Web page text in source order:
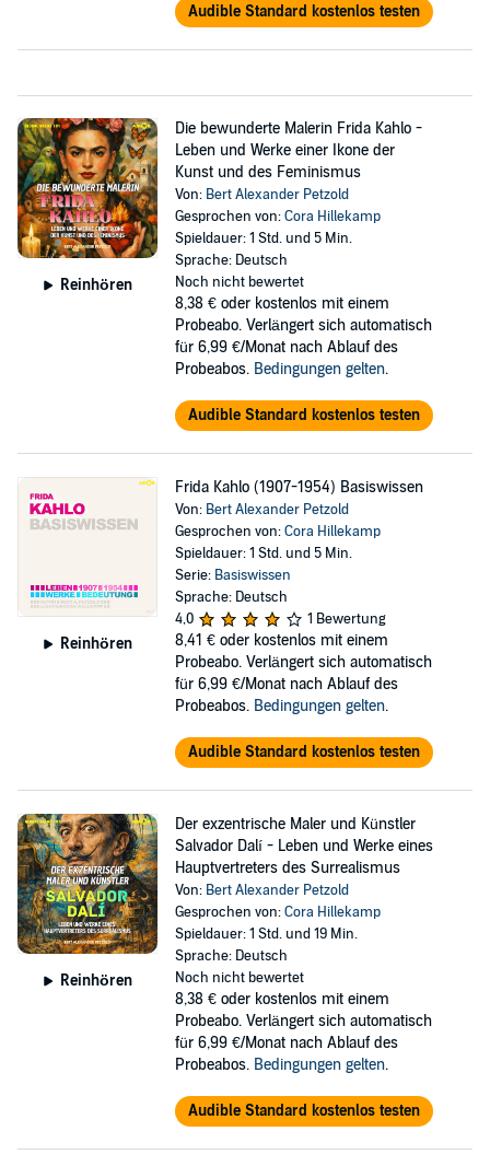
Audible Standard kostenlos testen
Reinhören
Die bewunderte Malerin Frida Kahlo -
Leben und Werke einer Ikone der
Kunst und des Feminismus
Von: Bert Alexander Petzold
Gesprochen von:Cora Hillekamp
Spieldauer: 1 Std. und 5 Min.
Sprache: Deutsch
Noch nicht bewertet
8,38 € oder kostenlos mit einem
Probeabo. Verlängert sich automatisch
für 6,99 €/Monat nach Ablauf des
Probeabos. Bedingungen gelten.
Audible Standard kostenlos testen
Reinhören
Frida Kahlo (1907-1954) Basiswissen
Von: Bert Alexander Petzold
Gesprochen von:Cora Hillekamp
Spieldauer: 1 Std. und 5 Min.
Serie: Basiswissen
Sprache: Deutsch
4,0
1 Bewertung
8,41 € oder kostenlos mit einem
Probeabo. Verlängert sich automatisch
für 6,99 €/Monat nach Ablauf des
Probeabos. Bedingungen gelten.
Audible Standard kostenlos testen
Reinhören
Der exzentrische Maler und Künstler
Salvador Dalí - Leben und Werke eines
Hauptvertreters des Surrealismus
Von: Bert Alexander Petzold
Gesprochen von:Cora Hillekamp
Spieldauer: 1 Std. und 19 Min.
Sprache: Deutsch
Noch nicht bewertet
8,38 € oder kostenlos mit einem
Probeabo. Verlängert sich automatisch
für 6,99 €/Monat nach Ablauf des
Probeabos. Bedingungen gelten.
Audible Standard kostenlos testen